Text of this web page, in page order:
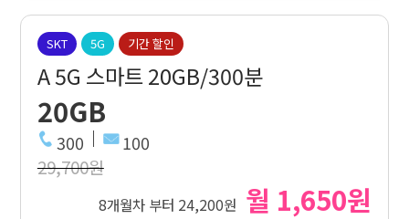
SKT 5G 기간 할인
A 5G 스마트 20GB/300분
20GB
300 100
29,700원
8개월차 부터 24,200원 월 1,650원